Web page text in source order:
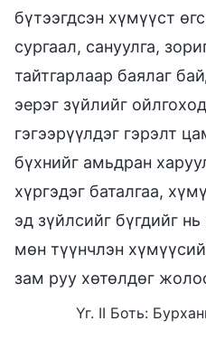
бүтээгдсэн хүмүүст
сургаал, сануулга,
тайтгарлаар баялаг
эерэг зүйлийг
гэгээрүүлдэг гэрэлт
бүхнийг амьдран
хүргэдэг баталгаа,
эд зүйлсийг бүгдийг
мөн түүнчлэн
зам руу хөтөлдөг
Үг. II Боть: